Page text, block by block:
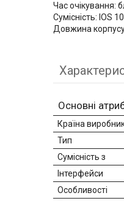
Час очікування:
Сумісність: IOS
Довжина
Основні
Країна
Тип
Сумісність з
Інтерфейси
Особливості